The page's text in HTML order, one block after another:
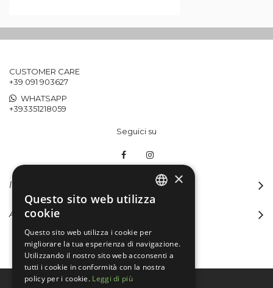
CUSTOMER CARE
+39 091 903627
WHATSAPP
+393351218059
Seguici su
INFORMAZIONI
ACCOUNT
×
Questo sito web utilizza
cookie
Questo sito web utilizza i cookie per
migliorare la tua esperienza di navigazione.
Utilizzando il nostro sito web acconsenti a
tutti i cookie in conformità con la nostra
policy per i cookie. Leggi di più